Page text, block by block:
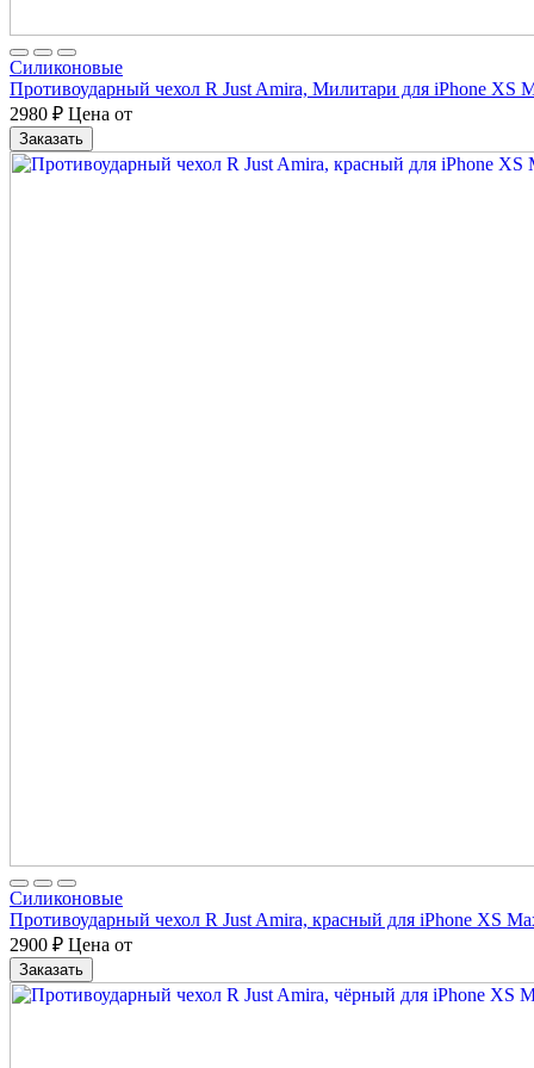
Cиликоновые
Противоударный чехол R Just Amira, Милитари для iPhone XS
2980 ₽ Цена от
Заказать
Cиликоновые
Противоударный чехол R Just Amira, красный для iPhone XS
2900 ₽ Цена от
Заказать